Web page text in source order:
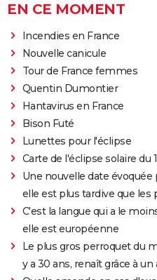
EN CE MOMENT
Incendies en France
Nouvelle canicule
Tour de France femmes
Quentin Dumontier
Hantavirus en France
Bison Futé
Lunettes pour l'éclipse
Carte de l'éclipse solaire du
Une nouvelle date évoquée
elle est plus tardive que les
C'est la langue qui a le
elle est européenne
Le plus gros perroquet du
y a 30 ans, renaît grâce à un